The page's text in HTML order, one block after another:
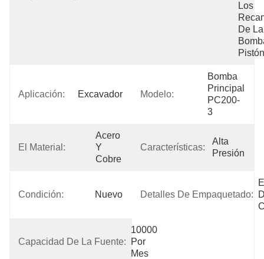
Los
De La
Aplicación: Excavador Modelo:
Bomba
Principal
PC200-
3
El Material:
Acero
Y
Cobre
Características:
Alta
Presión
Condición: Nuevo Detalles De Empaquetado:
Capacidad De La Fuente:
10000
Por
Mes